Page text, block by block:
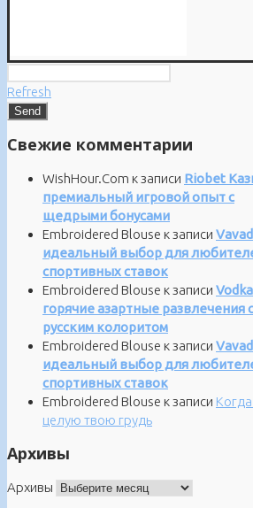
Refresh
Свежие комментарии
WishHour.Com к записи Riobet
премиальный игровой опыт с
щедрыми бонусами
Embroidered Blouse к записи
идеальный выбор для
спортивных ставок
Embroidered Blouse к записи
горячие азартные развлечения с
русским колоритом
Embroidered Blouse к записи
идеальный выбор для
спортивных ставок
Embroidered Blouse к записи
целую твою грудь
Архивы
Архивы